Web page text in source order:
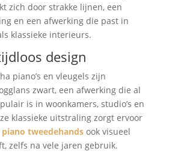
zich door strakke lijnen, een
en een afwerking die past in
klassieke interieurs.
design
piano’s en vleugels zijn
zwart, een afwerking die al
is in woonkamers, studio’s en
klassieke uitstraling zorgt ervoor
piano tweedehandsook visueel
zelfs na vele jaren gebruik.